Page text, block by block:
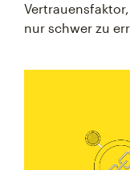
nur schwer zu